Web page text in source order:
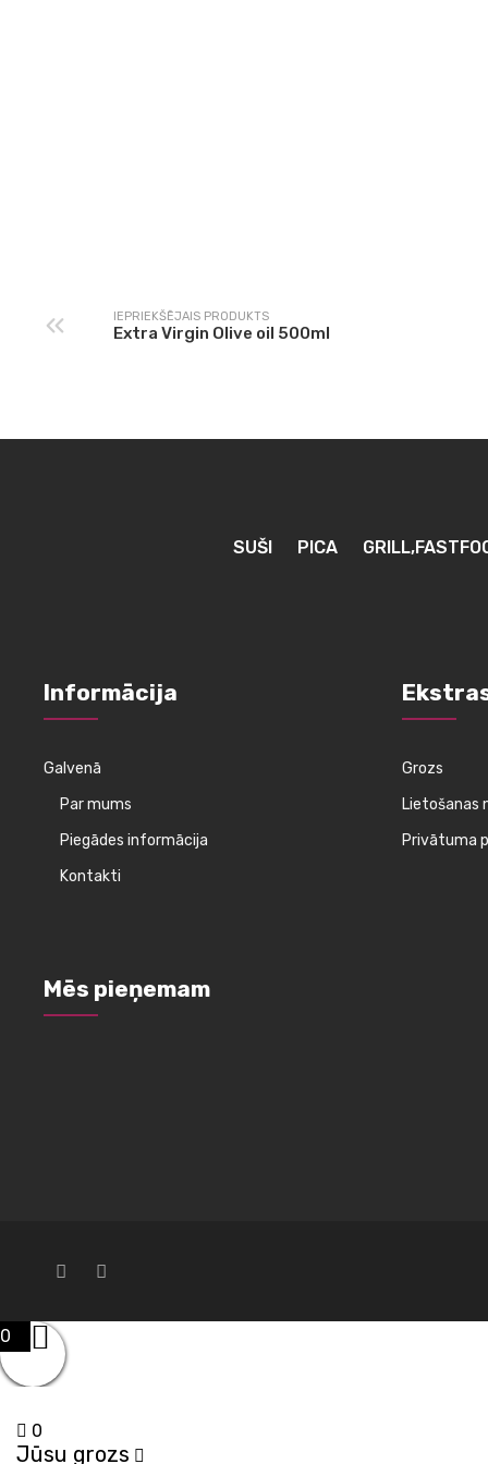
IEPRIEKŠĒJAIS PRODUKTS
Extra Virgin Olive oil 500ml
SUŠI PICA
Informācija
Galvenā
Par mums
Piegādes informācija
Kontakti
Grozs
Lietošanas
Privātuma
Mēs pieņemam
0
0
Jūsu grozs